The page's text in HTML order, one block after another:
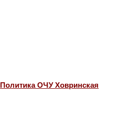
Политика ОЧУ Ховринская